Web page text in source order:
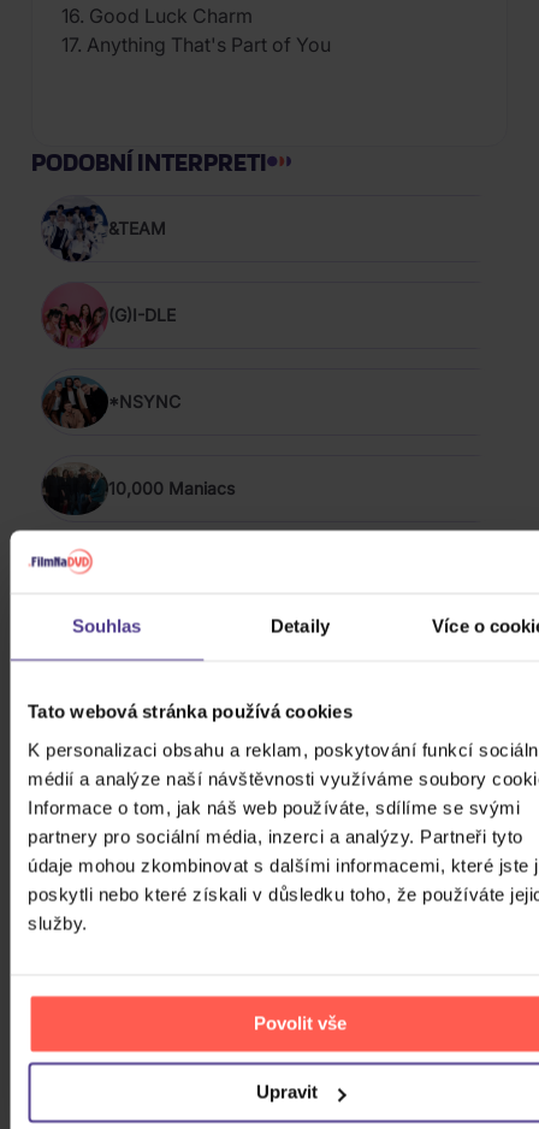
Souhlas Detaily Více o
Tato webová stránka používá cookies
K personalizaci obsahu a reklam, poskytování funkcí
médií a analýze naší návštěvnosti využíváme soubory
Informace o tom, jak náš web používáte, sdílíme se svými
partnery pro sociální média, inzerci a analýzy. Partneři tyto
údaje mohou zkombinovat s dalšími informacemi, které jste
poskytli nebo které získali v důsledku toho, že používáte
služby.
Povolit vše
Upravit
16. Good Luck Charm
17. Anything That's Part of You
PODOBNÍ INTERPRETI
&TEAM
(G)I-DLE
*NSYNC
10,000 Maniacs
-123 min.
ZOBRAZIT VŠECHNY
BLUES, POP & ROCK 2017 - 2026
Bílá Lucie: Vzkaz pro Ježíška
CD
Gott Karel: Snění o Vánocích
Skladem 399 Kč